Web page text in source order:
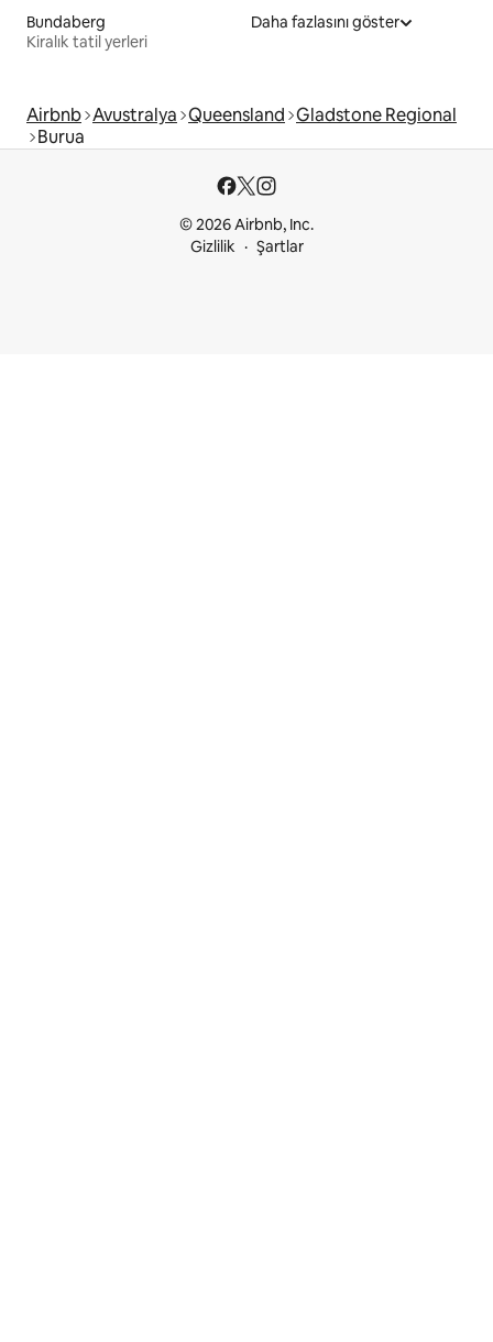
Bundaberg
Kiralık tatil yerleri
Daha fazlasını göster
Airbnb Avustralya Queensland Gladstone Regional
Burua
© 2026 Airbnb, Inc.
Gizlilik
Şartlar